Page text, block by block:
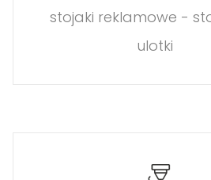
stojaki reklamowe -
ulotki